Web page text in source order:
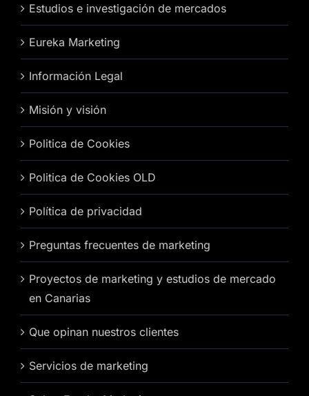
Estudios e investigación de mercados
Eureka Marketing
Información Legal
Misión y visión
Politica de Cookies
Politica de Cookies OLD
Política de privacidad
Preguntas frecuentes de marketing
Proyectos de marketing y estudios de mercado
en Canarias
Que opinan nuestros clientes
Servicios de marketing